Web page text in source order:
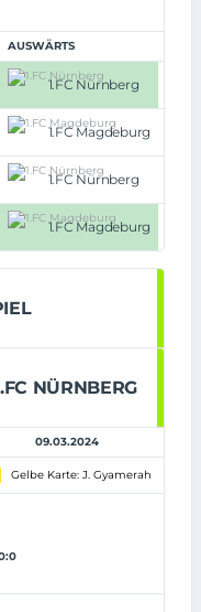
AUSWÄRTS
1.FC Nürnberg
1.FC Magdeburg
1.FC Nürnberg
1.FC Magdeburg
NÜRNBERG
09.03.2024
Gelbe Karte: J. Gyamerah